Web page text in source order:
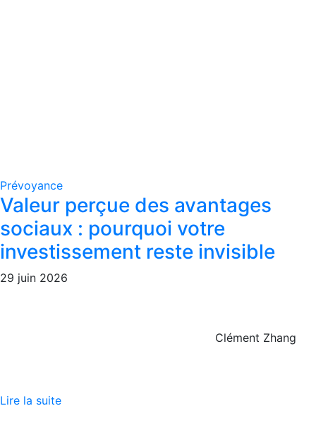
Prévoyance
Valeur perçue des avantages
sociaux : pourquoi votre
investissement reste invisible
29 juin 2026
Clément Zhang
Lire la suite